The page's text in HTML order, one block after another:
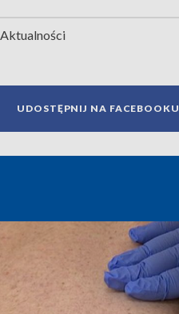
Aktualności
UDOSTĘPNIJ NA FACEBOOKU